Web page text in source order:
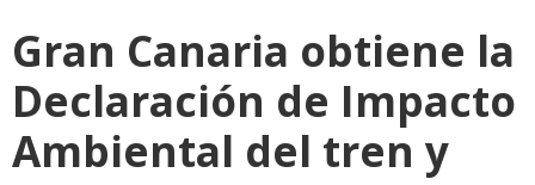
Gran Canaria obtiene la
Declaración de Impacto
Ambiental del tren y